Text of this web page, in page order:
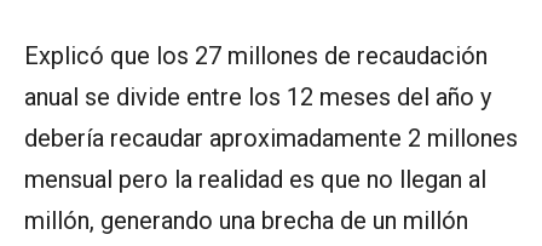
Explicó que los 27 millones de recaudación
anual se divide entre los 12 meses del año y
debería recaudar aproximadamente 2 millones
mensual pero la realidad es que no llegan al
millón, generando una brecha de un millón